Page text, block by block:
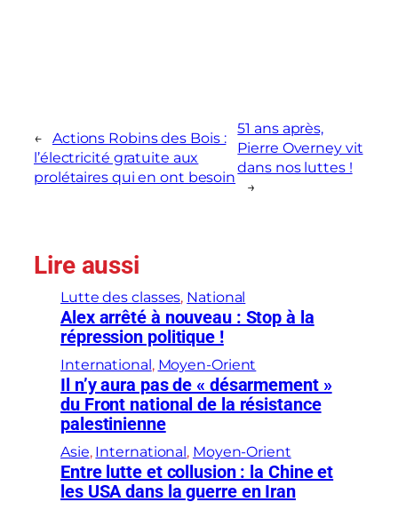
←
Actions Robins des Bois :
l’électricité gratuite aux
prolétaires qui en ont besoin
51 ans après,
Pierre Overney vit
dans nos luttes !
→
Lire aussi
Lutte des classes, National
Alex arrêté à nouveau : Stop à la
répression politique !
International , Moyen-Orient
Il n’y aura pas de « désarmement »
du Front national de la résistance
palestinienne
Asie, International , Moyen-Orient
Entre lutte et collusion : la Chine et
les USA dans la guerre en Iran